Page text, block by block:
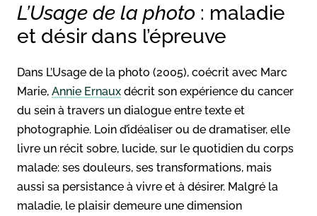
L’Usage de la photo : maladie
et désir dans l’épreuve
Dans L’Usage de la photo (2005), coécrit avec Marc
Marie, Annie Ernaux décrit son expérience du cancer
du sein à travers un dialogue entre texte et
photographie. Loin d’idéaliser ou de dramatiser, elle
livre un récit sobre, lucide, sur le quotidien du corps
malade: ses douleurs, ses transformations, mais
aussi sa persistance à vivre et à désirer. Malgré la
maladie, le plaisir demeure une dimension